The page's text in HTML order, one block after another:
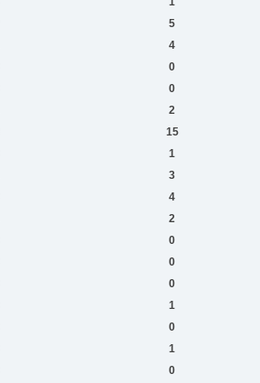
5
4
0
0
2
15
1
3
4
2
0
0
0
1
0
1
0